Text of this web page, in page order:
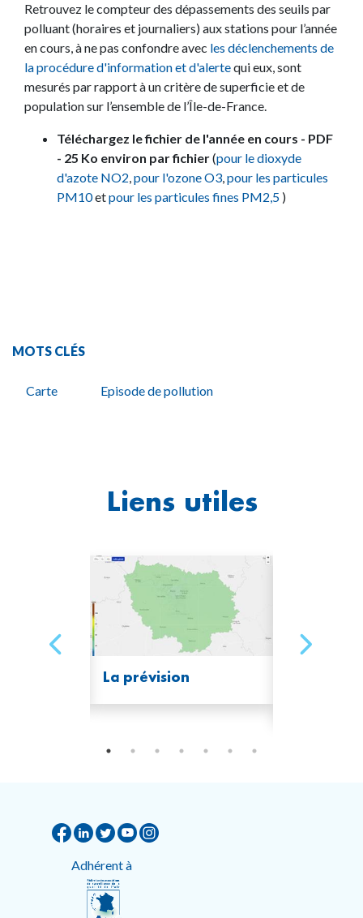
Retrouvez le compteur des dépassements des seuils par
polluant (horaires et journaliers) aux stations pour l’année
en cours, à ne pas confondre avec les déclenchements de
la procédure d'information et d'alertequi eux, sont
mesurés par rapport à un critère de superficie et de
population sur l’ensemble de l’Île-de-France.
Téléchargez le fichier de l'année en cours - PDF
- 25 Ko environ par fichier(pour le dioxyde
d'azote NO2,pour l'ozone O3,pour les particules
PM10etpour les particules fines PM2,5 )
MOTS CLÉS
Carte Episode de pollution
Liens utiles
La prévision
Adhérent à